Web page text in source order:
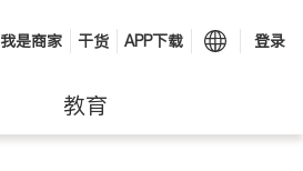
我是商家 干货 APP下载 登录
教育